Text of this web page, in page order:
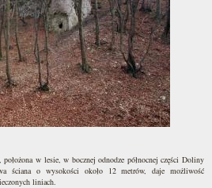
położona w lesie, w bocznej odnodze północnej części Doliny
ściana o wysokości około 12 metrów, daje możliwość
liniach.